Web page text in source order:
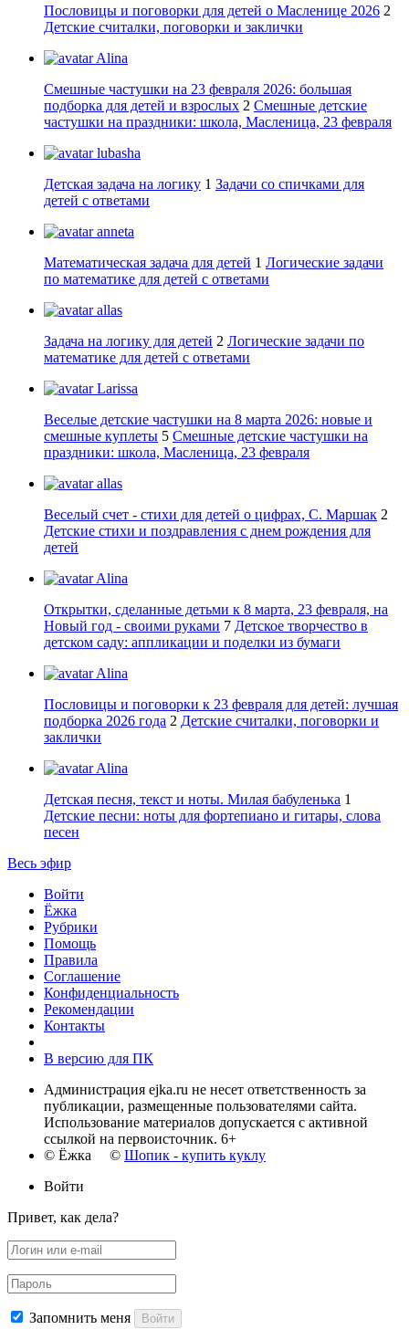
Пословицы и поговорки для детей о Масленице 2026 2
Детские считалки, поговорки и заклички
Alina
Смешные частушки на 23 февраля 2026: большая
подборка для детей и взрослых 2 Смешные детские
частушки на праздники: школа, Масленица, 23 февраля
lubasha
Детская задача на логику 1 Задачи со спичками для
детей с ответами
anneta
Математическая задача для детей 1 Логические задачи
по математике для детей с ответами
allas
Задача на логику для детей 2 Логические задачи по
математике для детей с ответами
Larissa
Веселые детские частушки на 8 марта 2026: новые и
смешные куплеты 5 Смешные детские частушки на
праздники: школа, Масленица, 23 февраля
allas
Веселый счет - стихи для детей о цифрах, С. Маршак 2
Детские стихи и поздравления с днем рождения для
детей
Alina
Открытки, сделанные детьми к 8 марта, 23 февраля, на
Новый год - своими руками 7 Детское творчество в
детском саду: аппликации и поделки из бумаги
Alina
Пословицы и поговорки к 23 февраля для детей: лучшая
подборка 2026 года 2 Детские считалки, поговорки и
заклички
Alina
Детская песня, текст и ноты. Милая бабуленька 1
Детские песни: ноты для фортепиано и гитары, слова
песен
Весь эфир
Войти
Ёжка
Рубрики
Помощь
Правила
Соглашение
Конфиденциальность
Рекомендации
Контакты
В версию для ПК
Администрация ejka.ru не несет ответственность за
публикации, размещенные пользователями сайта.
Использование материалов допускается с активной
ссылкой на первоисточник. 6+
© Ёжка © Шопик - купить куклу
Войти
Привет, как дела?
Запомнить меня Войти